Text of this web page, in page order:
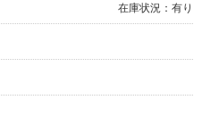
在庫状況：有り